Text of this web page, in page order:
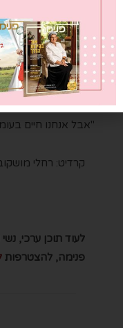
עצמך, כי הפציעה
לאיבוד". והדבר
בזה. אנשים רק מחכים
נקרוס, הבית יקרוס
"אני כבר לא מכירה
"אבל אנחנו חיים
קרדיט: רחלי
לעוד תוכן ערכי,
פנימה, להצטרפות